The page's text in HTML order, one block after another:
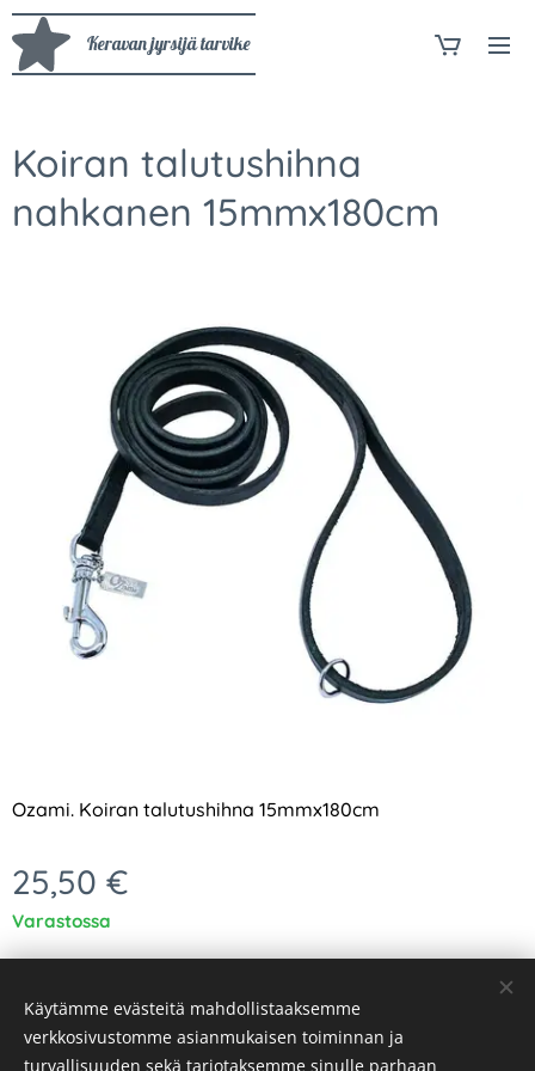
Keravan jyrsijä tarvike
Koiran talutushihna
nahkanen 15mmx180cm
Ozami. Koiran talutushihna 15mmx180cm
25,50 €
Varastossa
Käytämme evästeitä mahdollistaaksemme
verkkosivustomme asianmukaisen toiminnan ja
turvallisuuden sekä tarjotaksemme sinulle parhaan